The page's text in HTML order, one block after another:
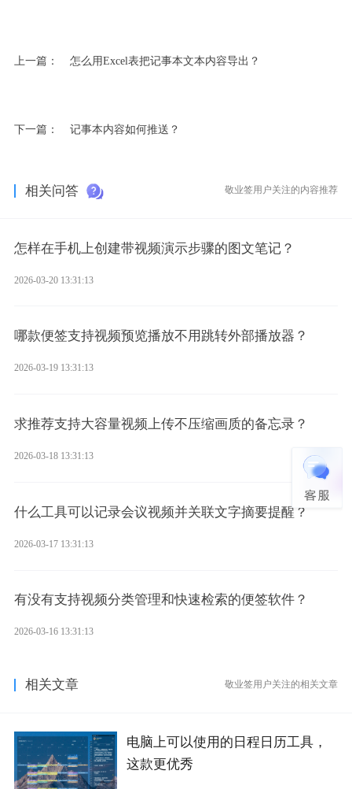
上一篇： 怎么用Excel表把记事本文本内容导出？
下一篇： 记事本内容如何推送？
相关问答 敬业签用户关注的内容推荐
怎样在手机上创建带视频演示步骤的图文笔记？
2026-03-20 13:31:13
哪款便签支持视频预览播放不用跳转外部播放器？
2026-03-19 13:31:13
求推荐支持大容量视频上传不压缩画质的备忘录？
2026-03-18 13:31:13
什么工具可以记录会议视频并关联文字摘要提醒？
2026-03-17 13:31:13
有没有支持视频分类管理和快速检索的便签软件？
2026-03-16 13:31:13
相关文章 敬业签用户关注的相关文章
电脑上可以使用的日程日历工具，
这款更优秀